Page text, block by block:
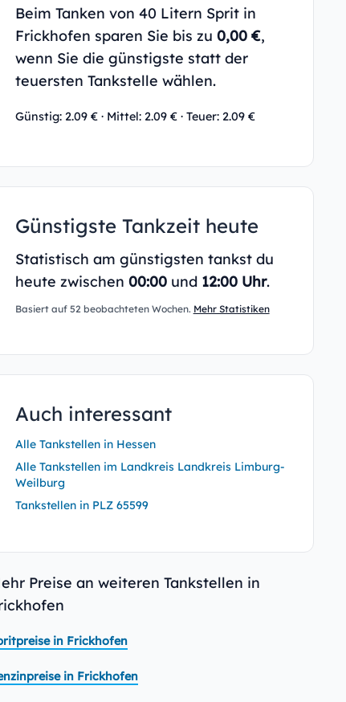
Beim Tanken von 40 Litern Sprit in
Frickhofen sparen Sie bis zu 0,00 €,
wenn Sie die günstigste statt der
teuersten Tankstelle wählen.
Günstig: 2.09 € · Mittel: 2.09 € · Teuer: 2.09 €
Günstigste Tankzeit heute
Statistisch am günstigsten tankst du
heute zwischen 00:00und 12:00 Uhr.
Basiert auf 52 beobachteten Wochen. Mehr Statistiken
Auch interessant
Alle Tankstellen in Hessen
Alle Tankstellen im Landkreis Landkreis Limburg-
Weilburg
Tankstellen in PLZ 65599
Preise an weiteren Tankstellen in
in Frickhofen
in Frickhofen